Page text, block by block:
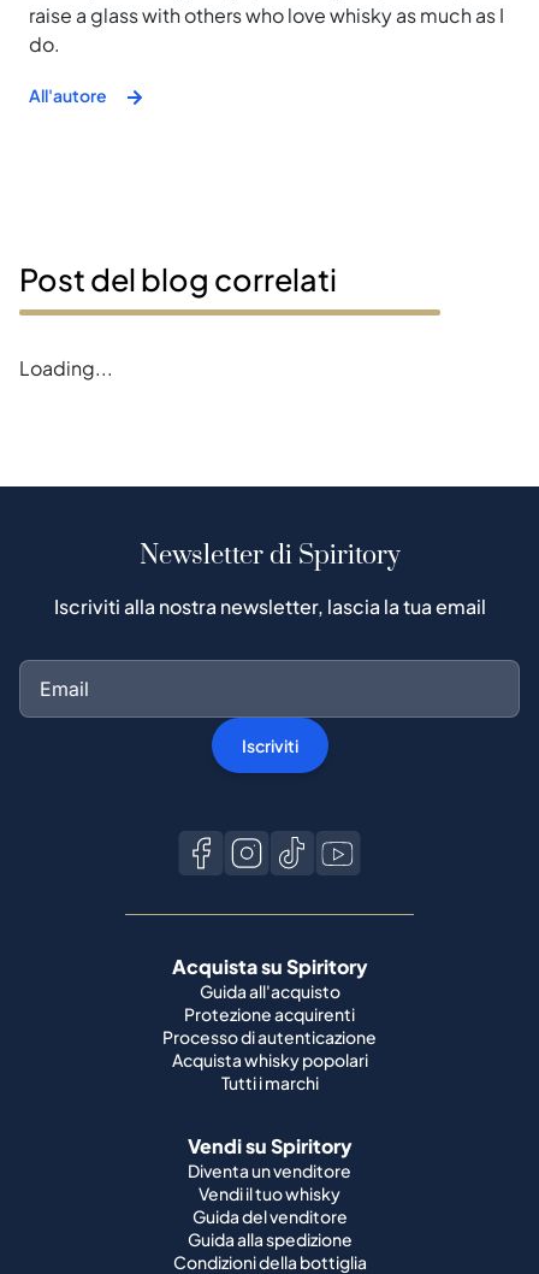
raise a glass with others who love whisky as much as I
do.
All'autore
Post del blog correlati
Error loading magazines
Newsletter di Spiritory
Iscriviti alla nostra newsletter, lascia la tua email
Iscriviti
Acquista su Spiritory
Guida all'acquisto
Protezione acquirenti
Processo di autenticazione
Acquista whisky popolari
Tutti i marchi
Vendi su Spiritory
Diventa un venditore
Vendi il tuo whisky
Guida del venditore
Guida alla spedizione
Condizioni della bottiglia